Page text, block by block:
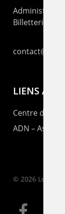
Billetterie :
LIENS AMIS
Centre de
ADN –
© 2026 Le
facebook